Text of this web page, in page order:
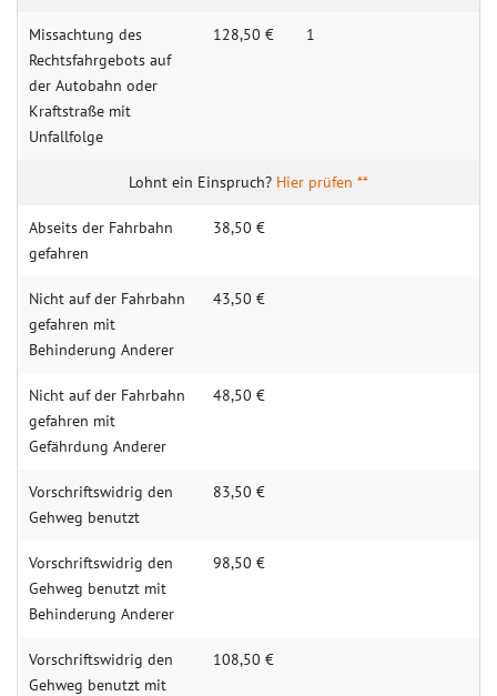
Missachtung des
Rechtsfahrgebots auf
der Autobahn oder
Kraftstraße mit
Unfallfolge
128,50 € 1
Hier prüfen **
Abseits der Fahrbahn
gefahren
38,50 €
Nicht auf der Fahrbahn
gefahren mit
Behinderung Anderer
43,50 €
Nicht auf der Fahrbahn
gefahren mit
Gefährdung Anderer
48,50 €
Vorschriftswidrig den
Gehweg benutzt
83,50 €
Vorschriftswidrig den
Gehweg benutzt mit
Behinderung Anderer
98,50 €
Vorschriftswidrig den
Gehweg benutzt mit
108,50 €